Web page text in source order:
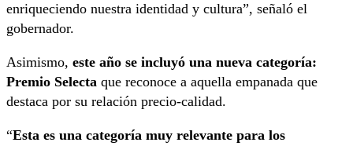
enriqueciendo nuestra identidad y cultura”, señaló el
gobernador.
Asimismo, este año se incluyó una nueva categoría:
Premio Selecta que reconoce a aquella empanada que
destaca por su relación precio-calidad.
“Esta es una categoría muy relevante para los